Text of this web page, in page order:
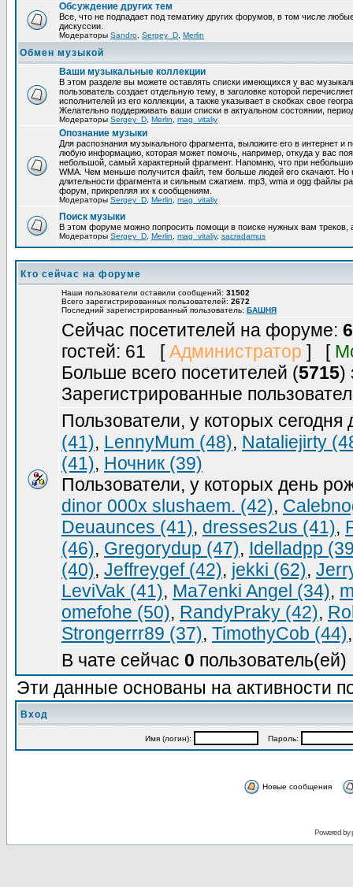
Обcуждение других тем
Все, что не подпадает под тематику других форумов, в том числе
дискуссии.
Модераторы Sandro Sergey_D Merlin
Обмен музыкой
Ваши музыкальные коллекции
В этом разделе вы можете оставлять списки имеющихся у вас
пользователь создает отдельную тему, в заголовке которой
исполнителей из его коллекции, а также указывает в скобках свое
Желательно поддерживать ваши списки в актуальном состоянии,
Модераторы Sergey_D Merlin mag_vitaliy
Опознание музыки
Для распознания музыкального фрагмента, выложите его в интернет и
любую информацию, которая может помочь, например, откуда у вас
небольшой, самый характерный фрагмент. Напомню, что при
WMA. Чем меньше получится файл, тем больше людей его скачают. Но
длительности фрагмента и сильным сжатием. mp3, wma и ogg файлы
форум, прикрепляя их к сообщениям.
Модераторы Sergey_D Merlin mag_vitaliy
Поиск музыки
В этом форуме можно попросить помощи в поиске нужных вам треков,
Модераторы Sergey_D Merlin mag_vitaliy, sacradamus
Кто сейчас на форуме
Наши пользователи оставили сообщений: 31502
Всего зарегистрированных пользователей: 2672
Последний зарегистрированный пользователь: БАШНЯ
Сейчас посетителей на форуме:
гостей: 61 [Администратор ] [
Больше всего посетителей (5715)
Зарегистрированные
Пользователи, у которых
(41), LennyMum (48), Nataliejirty
(41), Ночник (39)
Пользователи, у которых день
dinor 000x slushaem. (42),
Deuaunces (41), dresses2us (41),
(46), Gregorydup (47), Idelladpp
(40), Jeffreygef (42), jekki (62),
LeviVak (41), Ma7enki Angel (34),
omefohe (50), RandyPraky (42),
Strongerrr89 (37), TimothyCob (44)
В чате сейчас 0
Эти данные основаны на активности
Вход
Имя (логин): Пароль:
Новые сообщения
Powered by